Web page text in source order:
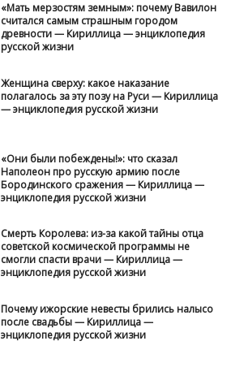
«Мать мерзостям земным»: почему Вавилон
считался самым страшным городом
древности — Кириллица — энциклопедия
русской жизни
Женщина сверху: какое наказание
полагалось за эту позу на Руси — Кириллица
— энциклопедия русской жизни
«Они были побеждены!»: что сказал
Наполеон про русскую армию после
Бородинского сражения — Кириллица —
энциклопедия русской жизни
Смерть Королева: из-за какой тайны отца
советской космической программы не
смогли спасти врачи — Кириллица —
энциклопедия русской жизни
Почему ижорские невесты брились налысо
после свадьбы — Кириллица —
энциклопедия русской жизни